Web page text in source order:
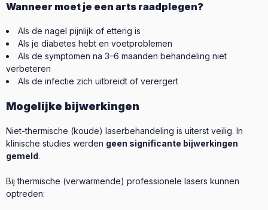
Wanneer moet je een arts raadplegen?
Als de nagel pijnlijk of etterig is
Als je diabetes hebt en voetproblemen
Als de symptomen na 3–6 maanden behandeling niet
verbeteren
Als de infectie zich uitbreidt of verergert
Mogelijke bijwerkingen
Niet-thermische (koude) laserbehandeling is uiterst veilig. In
klinische studies werden geen significante bijwerkingen
gemeld.
Bij thermische (verwarmende) professionele lasers kunnen
optreden: